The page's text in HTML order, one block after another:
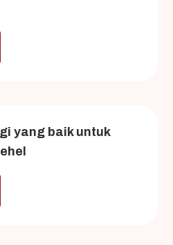
yang baik untuk